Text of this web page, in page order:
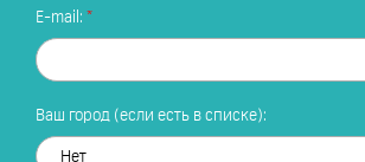
E-mail:
Ваш город (если есть в списке):